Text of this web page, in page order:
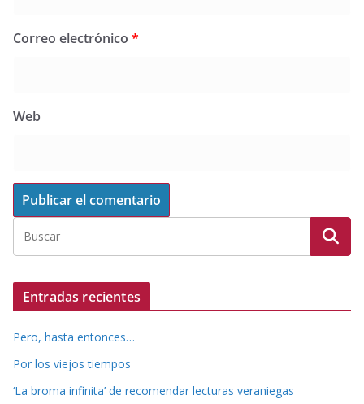
Correo electrónico *
Web
Entradas recientes
Pero, hasta entonces…
Por los viejos tiempos
‘La broma infinita’ de recomendar lecturas veraniegas